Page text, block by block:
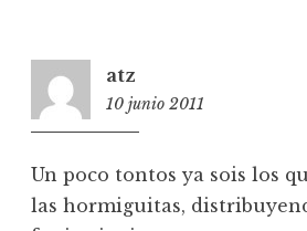
atz
10 junio 2011
Un poco tontos ya sois los
las hormiguitas,